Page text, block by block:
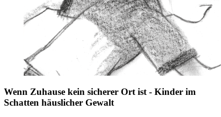
Wenn Zuhause kein sicherer Ort ist - Kinder im
Schatten häuslicher Gewalt